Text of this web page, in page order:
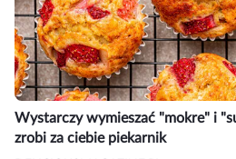
Wystarczy wymieszać "mokre" i
zrobi za ciebie piekarnik